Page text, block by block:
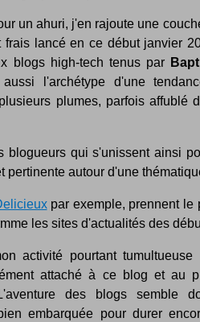
un ahuri, j'en rajoute une
frais lancé en ce début janvier
blogs high-tech tenus par
l'archétype d'une
plumes, parfois affublé
blogueurs qui s'unissent ainsi
pertinente autour d'une
par exemple, prennent le
les sites d'actualités des
activité pourtant tumultueuse
attaché à ce blog et au
des blogs semble
embarquée pour durer